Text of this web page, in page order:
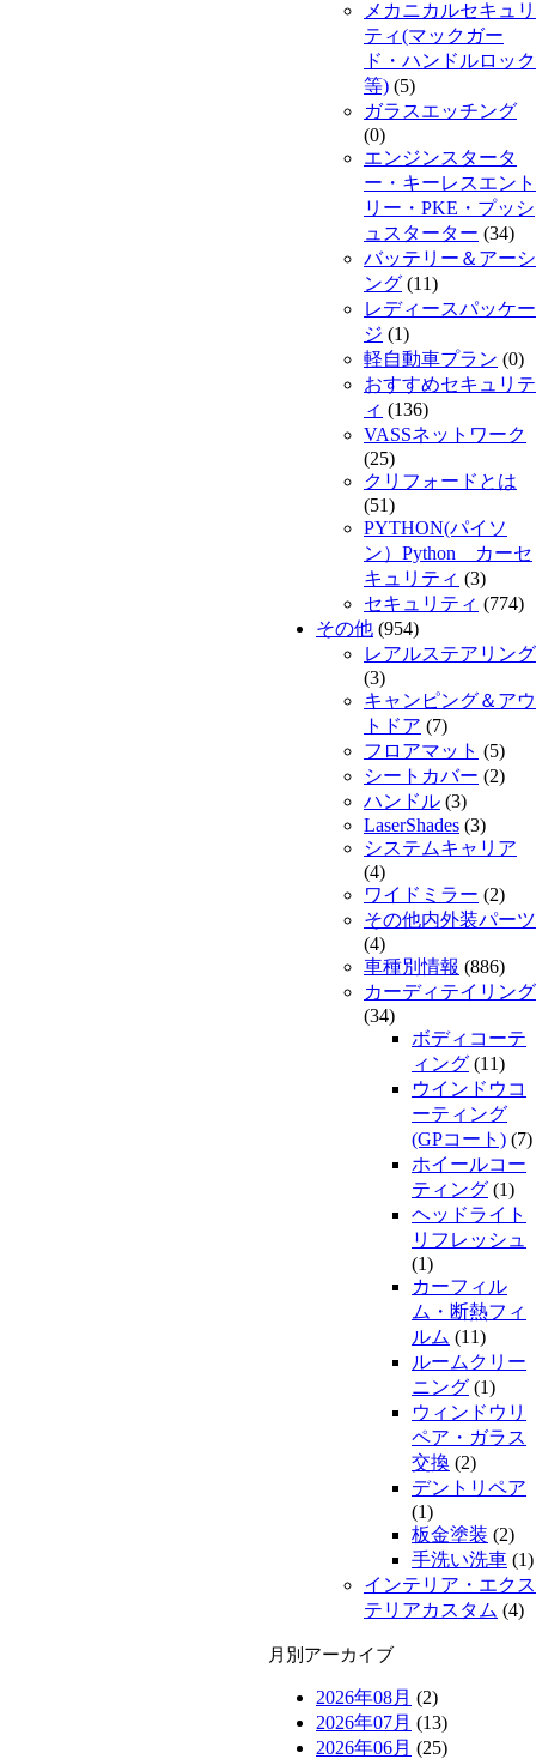
メカニカルセキュリ
ティ(マックガー
ド・ハンドルロック
等) (5)
ガラスエッチング
(0)
エンジンスタータ
ー・キーレスエント
リー・PKE・プッシ
ュスターター (34)
バッテリー＆アーシ
ング (11)
レディースパッケー
ジ (1)
軽自動車プラン (0)
おすすめセキュリテ
ィ (136)
VASSネットワーク
(25)
クリフォードとは
(51)
PYTHON(パイソ
ン）Python カーセ
キュリティ (3)
セキュリティ (774)
その他 (954)
レアルステアリング
(3)
キャンピング＆アウ
トドア (7)
フロアマット (5)
シートカバー (2)
ハンドル (3)
LaserShades (3)
システムキャリア
(4)
ワイドミラー (2)
その他内外装パーツ
(4)
車種別情報 (886)
カーディテイリング
(34)
ボディコーテ
ィング (11)
ウインドウコ
ーティング
(GPコート) (7)
ホイールコー
ティング (1)
ヘッドライト
リフレッシュ
(1)
カーフィル
ム・断熱フィ
ルム (11)
ルームクリー
ニング (1)
ウィンドウリ
ペア・ガラス
交換 (2)
デントリペア
(1)
板金塗装 (2)
手洗い洗車 (1)
インテリア・エクス
テリアカスタム (4)
月別アーカイブ
2026年08月 (2)
2026年07月 (13)
2026年06月 (25)